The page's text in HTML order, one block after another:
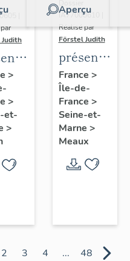
|
>
>
et-
>
Aperçu
IA77000610 |
Réalisé par
Förstel Judith
de
l'étude
du
patrimoine
de
Meaux
France >
Île-de-
France >
Seine-et-
Marne >
Meaux
2 3 4 ... 48